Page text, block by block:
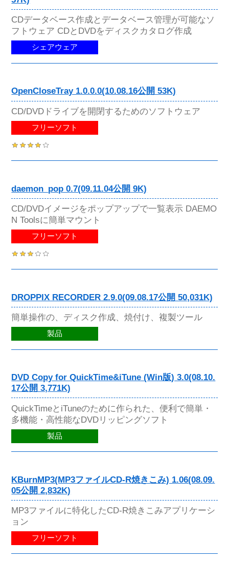
CDデータベース作成とデータベース管理が可能なソ
フトウェア CDとDVDをディスクカタログ作成
シェアウェア
OpenCloseTray 1.0.0.0(10.08.16公開 53K)
CD/DVDドライブを開閉するためのソフトウェア
フリーソフト
daemon_pop 0.7(09.11.04公開 9K)
CD/DVDイメージをポップアップで一覧表示 DAEMO
N Toolsに簡単マウント
フリーソフト
DROPPIX RECORDER 2.9.0(09.08.17公開 50,031K)
簡単操作の、ディスク作成、焼付け、複製ツール
製品
DVD Copy for QuickTime&iTune (Win版) 3.0(08.10.
17公開 3,771K)
QuickTimeとiTuneのために作られた、便利で簡単・
多機能・高性能なDVDリッピングソフト
製品
KBurnMP3(MP3ファイルCD-R焼きこみ) 1.06(08.09.
05公開 2,832K)
MP3ファイルに特化したCD-R焼きこみアプリケーシ
ョン
フリーソフト